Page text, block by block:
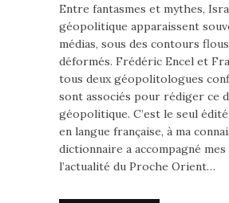
Entre fantasmes et mythes,
géopolitique apparaissent
médias, sous des contours
déformés. Frédéric Encel et
tous deux géopolitologues
sont associés pour rédiger ce
géopolitique. C’est le seul
en langue française, à ma
dictionnaire a accompagné
l’actualité du Proche Orient…